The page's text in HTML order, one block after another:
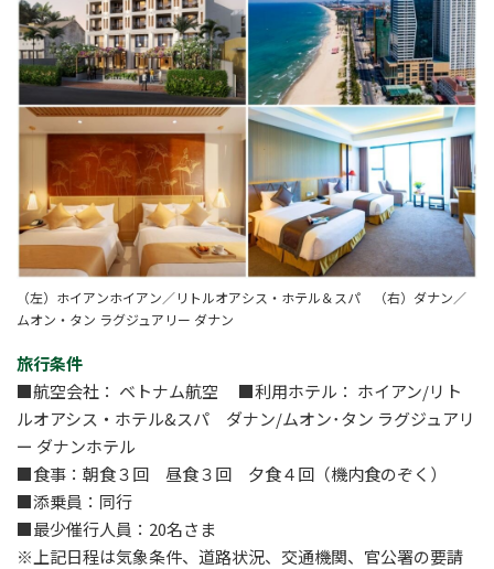
（左）ホイアンホイアン／リトルオアシス・ホテル＆スパ （右）ダナン／
ムオン・タン ラグジュアリー ダナン
旅行条件
■航空会社： ベトナム航空 ■利用ホテル： ホイアン/リト
ルオアシス・ホテル&スパ ダナン/ムオン･タン ラグジュアリ
ー ダナンホテル
■食事：朝食３回 昼食３回 夕食４回（機内食のぞく）
■添乗員：同行
■最少催行人員：20名さま
※上記日程は気象条件、道路状況、交通機関、官公署の要請